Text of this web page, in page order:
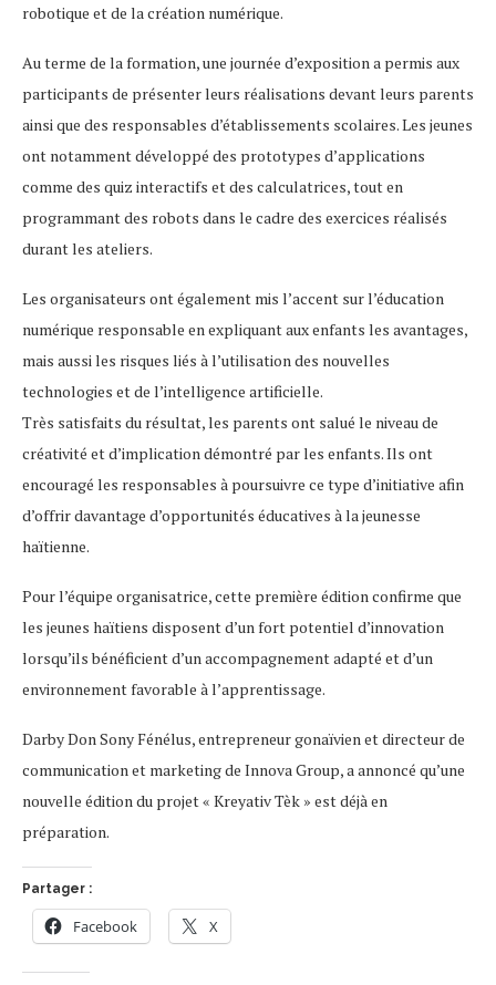
robotique et de la création numérique.
Au terme de la formation, une journée d’exposition a permis aux
participants de présenter leurs réalisations devant leurs parents
ainsi que des responsables d’établissements scolaires. Les jeunes
ont notamment développé des prototypes d’applications
comme des quiz interactifs et des calculatrices, tout en
programmant des robots dans le cadre des exercices réalisés
durant les ateliers.
Les organisateurs ont également mis l’accent sur l’éducation
numérique responsable en expliquant aux enfants les avantages,
mais aussi les risques liés à l’utilisation des nouvelles
technologies et de l’intelligence artificielle.
Très satisfaits du résultat, les parents ont salué le niveau de
créativité et d’implication démontré par les enfants. Ils ont
encouragé les responsables à poursuivre ce type d’initiative afin
d’offrir davantage d’opportunités éducatives à la jeunesse
haïtienne.
Pour l’équipe organisatrice, cette première édition confirme que
les jeunes haïtiens disposent d’un fort potentiel d’innovation
lorsqu’ils bénéficient d’un accompagnement adapté et d’un
environnement favorable à l’apprentissage.
Darby Don Sony Fénélus, entrepreneur gonaïvien et directeur de
communication et marketing de Innova Group, a annoncé qu’une
nouvelle édition du projet « Kreyativ Tèk » est déjà en
préparation.
Partager :
Facebook X